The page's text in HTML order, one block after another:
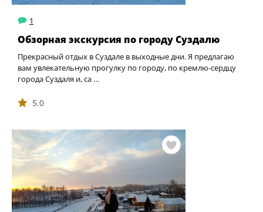
1
Обзорная экскурсия по городу Суздалю
Прекрасный отдых в Суздале в выходные дни. Я предлагаю
вам увлекательную прогулку по городу, по кремлю-сердцу
города Суздаля и, са …
5.0